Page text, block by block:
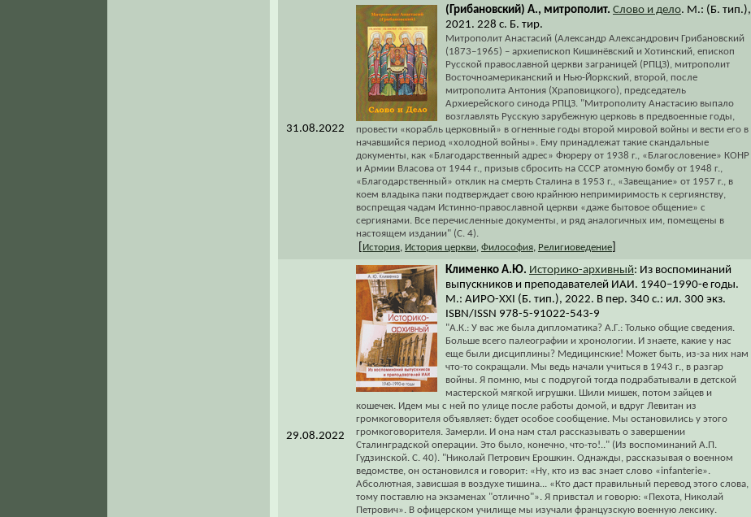
31.08.2022
(Грибановский) А., митрополит. Слово и дело. М.: (Б. тип.),
2021. 228 с. Б. тир.
Митрополит Анастасий (Александр Александрович Грибановский
(1873–1965) – архиепископ Кишинёвский и Хотинский, епископ
Русской православной церкви заграницей (РПЦЗ), митрополит
Восточноамериканский и Нью-Йоркский, второй, после
митрополита Антония (Храповицкого), председатель
Архиерейского синода РПЦЗ. "Митрополиту Анастасию выпало
возглавлять Русскую зарубежную церковь в предвоенные годы,
провести «корабль церковный» в огненные годы второй мировой войны и вести его в
начавшийся период «холодной войны». Ему принадлежат такие скандальные
документы, как «Благодарственный адрес» Фюреру от 1938 г., «Благословение» КОНР
и Армии Власова от 1944 г., призыв сбросить на СССР атомную бомбу от 1948 г.,
«Благодарственный» отклик на смерть Сталина в 1953 г., «Завещание» от 1957 г., в
коем владыка паки подтверждает свою крайнюю непримиримость к сергиянству,
воспрещая чадам Истинно-православной церкви «даже бытовое общение» с
сергиянами. Все перечисленные документы, и ряд аналогичных им, помещены в
настоящем издании" (С. 4).
История, История церкви, Философия, Религиоведение
29.08.2022
Клименко А.Ю. Историко-архивный: Из воспоминаний
выпускников и преподавателей ИАИ. 1940–1990-е годы.
М.: АИРО-XXI (Б. тип.), 2022. В пер. 340 с.: ил. 300 экз.
ISBN/ISSN 978-5-91022-543-9
"А.К.: У вас же была дипломатика? А.Г.: Только общие сведения.
Больше всего палеографии и хронологии. И знаете, какие у нас
еще были дисциплины? Медицинские! Может быть, из-за них нам
что-то сокращали. Мы ведь начали учиться в 1943 г., в разгар
войны. Я помню, мы с подругой тогда подрабатывали в детской
мастерской мягкой игрушки. Шили мишек, потом зайцев и
кошечек. Идем мы с ней по улице после работы домой, и вдруг Левитан из
громкоговорителя объявляет: будет особое сообщение. Мы остановились у этого
громкоговорителя. Замерли. И она нам стал рассказывать о завершении
Сталинградской операции. Это было, конечно, что-то!.." (Из воспоминаний А.П.
Гудзинской. С. 40). "Николай Петрович Ерошкин. Однажды, рассказывая о военном
ведомстве, он остановился и говорит: «Ну, кто из вас знает слово «infanterie».
Абсолютная, зависшая в воздухе тишина... «Кто даст правильный перевод этого слова,
тому поставлю на экзаменах "отлично"». Я привстал и говорю: «Пехота, Николай
Петрович». В офицерском училище мы изучали французскую военную лексику.